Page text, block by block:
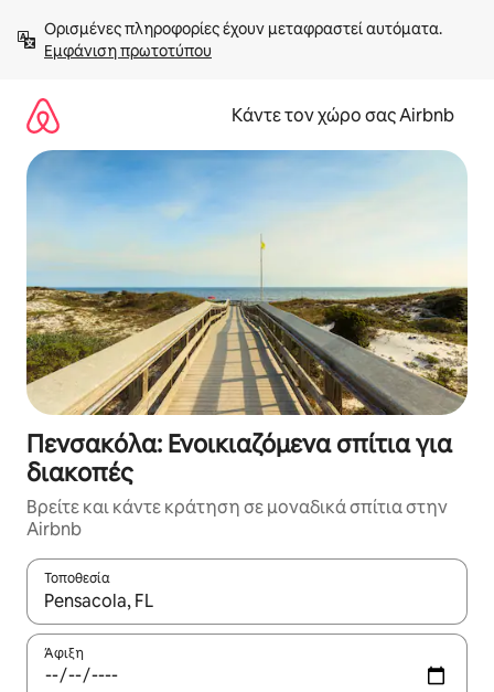
στο
περιεχόμενοΕμφάνιση πρωτοτύπου
Κάντε τον χώρο σας Airbnb
Πενσακόλα: Ενοικιαζόμενα σπίτια για
διακοπές
Βρείτε και κάντε κράτηση σε μοναδικά σπίτια στην
Airbnb
Τοποθεσία
Όταν τα αποτελέσματα είναι διαθέσιμα, μπορείτε να
Άφιξη